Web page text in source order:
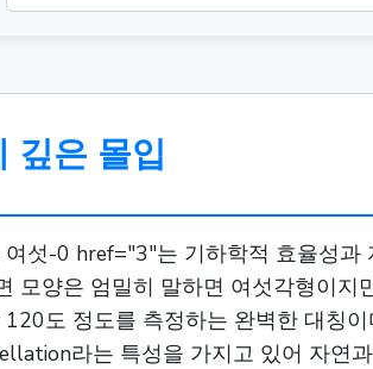
깊은 몰입
섯-0 href="3"는 기하학적 효율성
모양은 엄밀히 말하면 여섯각형이
도 정도를 측정하는 완벽한 대칭
라는 특성을 가지고 있어 자연